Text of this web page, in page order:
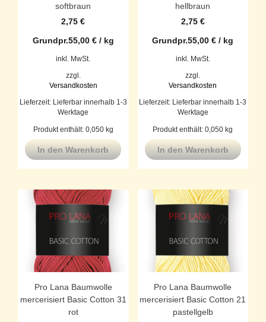
softbraun
2,75€
Grundpr.55,00 €/ kg
inkl. MwSt.
zzgl.
Versandkosten
Lieferzeit:
Lieferbar innerhalb 1-3
Werktage
Produkt enthält: 0,050 kg
In den Warenkorb
hellbraun
2,75 €
Grundpr.55,00€ / kg
inkl. MwSt.
zzgl.
Versandkosten
Lieferzeit:
Lieferbar innerhalb 1-3
Werktage
Produkt enthält: 0,050kg
In den Warenkorb
Pro Lana Baumwolle
mercerisiert Basic Cotton 31
rot
Pro Lana Baumwolle
mercerisiert Basic Cotton 21
pastellgelb